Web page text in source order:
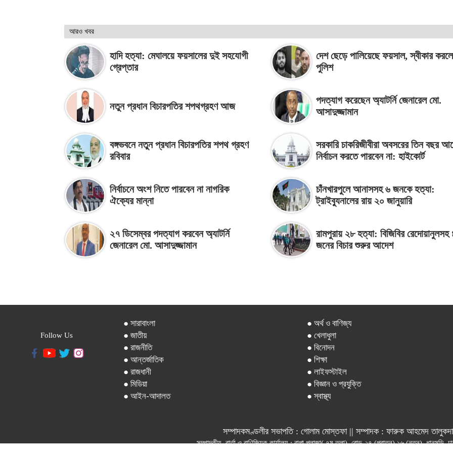
আরও খবর
হাদি হত্যা: মেঘালয়ে ফয়সালের দুই সহযোগী
গ্রেপ্তার
দেশ ছেড়ে পালিয়েছে ফয়সাল, স্বীকার
পুলিশ
নতুন প্রধান বিচারপতির শপথগ্রহণ আজ
পদত্যাগ করেছেন অ্যাটর্নি জেনারেল মো.
আসাদুজ্জামান
বঙ্গভবনে নতুন প্রধান বিচারপতির শপথ গ্রহণ
রবিবার
সরকারি চাকরিজীবীরা অবসরের তিন বছর
নির্বাচন করতে পারবেন না: হাইকোর্ট
নির্বাচনে অংশ নিতে পারবেন না নাগরিক
ঐক্যের মান্না
চাঁনখারপুলে আনাসসহ ৬ জনকে হত্যা:
ট্রাইব্যুনালের রায় ২০ জানুয়ারি
২৭ ডিসেম্বর পদত্যাগ করবেন অ্যাটর্নি
জেনারেল মো. আসাদুজ্জামান
রামপুরায় ২৮ হত্যা: বিজিবির রেদোয়ানুলসহ
জনের বিচার শুরুর আদেশ
Follow Us
● সারাবাংলা
● জাতীয়
● রাজনীতি
● আন্তর্জাতিক
● রাজধানী
● মিডিয়া
● আইন-আদালত
● অর্থ ও বাণিজ্য
● খেলাধুলা
● বিনোদন
● শিক্ষা
● লাইফস্টাইল
● বিজ্ঞান ও প্রযুক্তি
● স্বাস্থ্য
সম্পাদকমণ্ডলীর সভাপতি : গোলাম মোস্তফা || সম্পাদক : ফারুক আহমেদ
সম্পাদকীয়, বার্তা ও বাণিজ্যিক কার্যালয় : রাপা প্লাজা( ৭ম তলা), রোড-২৭ (পুরাতন) ১৬ (নতুন), ধানমন্ডি,